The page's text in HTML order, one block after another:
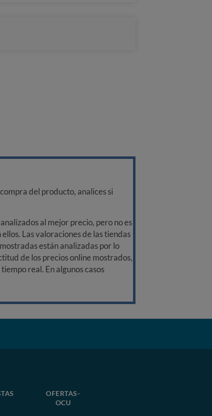
del producto, analices si
al mejor precio, pero no es
Las valoraciones de las tiendas
están analizadas por lo
de los precios online mostrados,
real. En algunos casos
OFERTAS-
OCU